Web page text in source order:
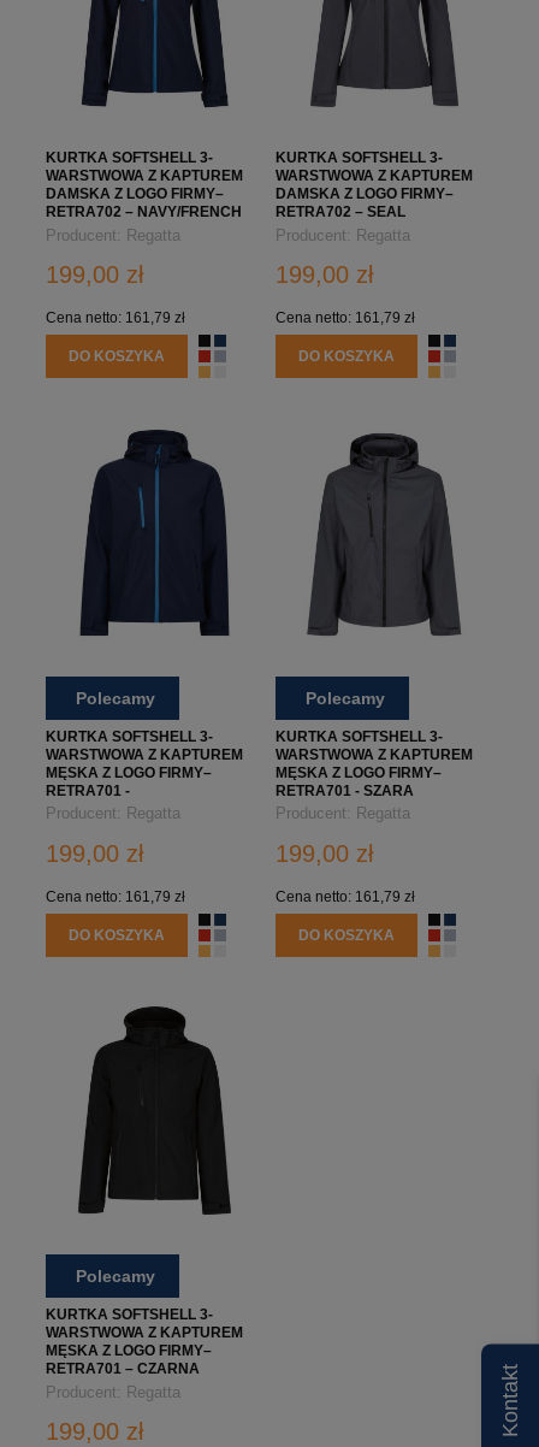
KURTKA SOFTSHELL 3-
WARSTWOWA Z KAPTUREM
DAMSKA Z LOGO FIRMY–
RETRA702 – NAVY/FRENCH
BLUE
Producent: Regatta
199,00 zł
Cena netto: 161,79 zł
DO KOSZYKA
KURTKA SOFTSHELL 3-
WARSTWOWA Z KAPTUREM
DAMSKA Z LOGO FIRMY–
RETRA702 – SEAL
GREY/BLACK
Producent: Regatta
199,00 zł
Cena netto: 161,79 zł
DO KOSZYKA
Polecamy
KURTKA SOFTSHELL 3-
WARSTWOWA Z KAPTUREM
MĘSKA Z LOGO FIRMY–
RETRA701 -
GRANATOWO/NIEBIESKA
Producent: Regatta
199,00 zł
Cena netto: 161,79 zł
DO KOSZYKA
Polecamy
KURTKA SOFTSHELL 3-
WARSTWOWA Z KAPTUREM
MĘSKA Z LOGO FIRMY–
RETRA701 - SZARA
Producent: Regatta
199,00 zł
Cena netto: 161,79 zł
DO KOSZYKA
Polecamy
KURTKA SOFTSHELL 3-
WARSTWOWA Z KAPTUREM
MĘSKA Z LOGO FIRMY–
RETRA701 – CZARNA
Producent: Regatta
199,00 zł Kontakt